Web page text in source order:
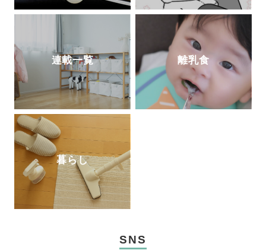
連載一覧 離乳食
暮らし
SNS